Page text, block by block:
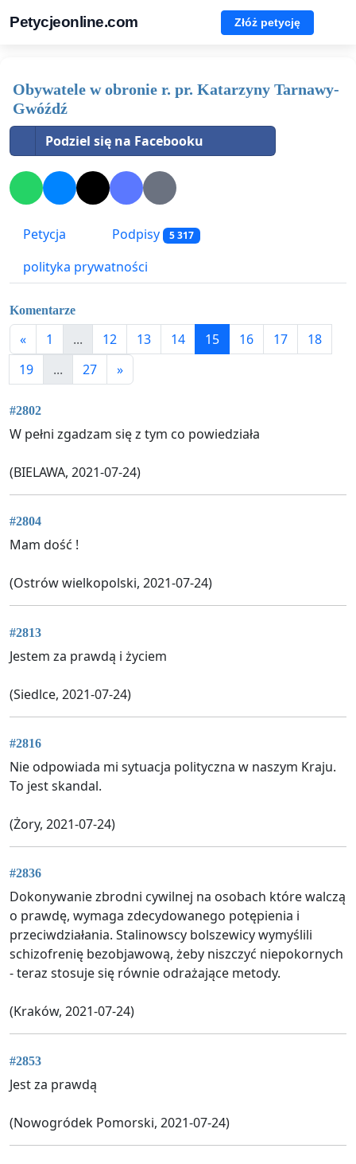
Petycjeonline.com Złóż petycję
Obywatele w obronie r. pr. Katarzyny Tarnawy-
Gwóźdź
Podziel się na Facebooku
Petycja Podpisy 5 317
polityka prywatności
Komentarze
« 1 ... 12 13 14 15 16 17
18
19
... 27 »
#2802
W pełni zgadzam się z tym co powiedziała
(BIELAWA, 2021-07-24)
#2804
Mam dość !
(Ostrów wielkopolski, 2021-07-24)
#2813
Jestem za prawdą i życiem
(Siedlce, 2021-07-24)
#2816
Nie odpowiada mi sytuacja polityczna w naszym Kraju.
To jest skandal.
(Żory, 2021-07-24)
#2836
Dokonywanie zbrodni cywilnej na osobach które walczą
o prawdę, wymaga zdecydowanego potępienia i
przeciwdziałania. Stalinowscy bolszewicy wymyślili
schizofrenię bezobjawową, żeby niszczyć niepokornych
- teraz stosuje się równie odrażające metody.
(Kraków, 2021-07-24)
#2853
Jest za prawdą
(Nowogródek Pomorski, 2021-07-24)